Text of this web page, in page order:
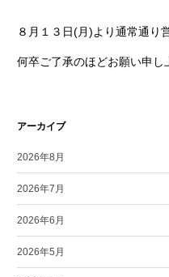
８月１３日(月)より通常通り
何卒ご了承のほどお願い申し
アーカイブ
2026年8月
2026年7月
2026年6月
2026年5月